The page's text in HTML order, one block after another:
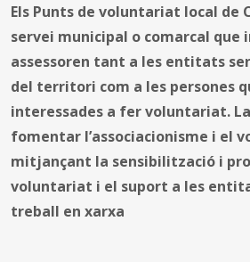
Els Punts de voluntariat local de
servei municipal o comarcal que
assessoren tant a les entitats
del territori com a les persones
interessades a fer voluntariat.
fomentar l’associacionisme i el
mitjançant la sensibilització i
voluntariat i el suport a les
treball en xarxa